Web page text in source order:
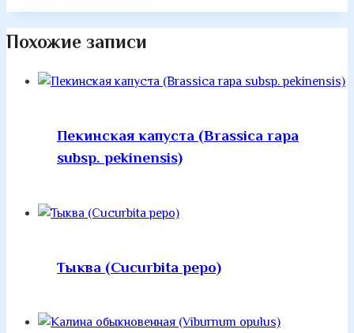
Похожие записи
Пекинская капуста (Brassica rapa
subsp. pekinensis)
Тыква (Cucurbita pepo)